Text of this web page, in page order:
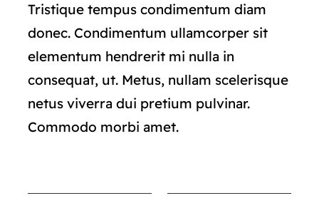
Tristique tempus condimentum diam
donec. Condimentum ullamcorper sit
elementum hendrerit mi nulla in
consequat, ut. Metus, nullam scelerisque
netus viverra dui pretium pulvinar.
Commodo morbi amet.